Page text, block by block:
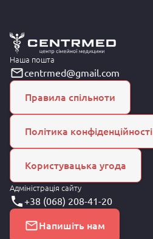
Наша пошта
centrmed@gmail.com
Правила спільноти
Політика конфіденційності
Користувацька угода
Адміністрація сайту
+38 (068) 208-41-20
Напишіть нам